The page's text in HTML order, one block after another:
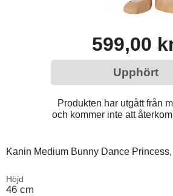
599,00
Upphört
Produkten har utgått från
och kommer inte att
Kanin Medium Bunny Dance
Höjd
46 cm